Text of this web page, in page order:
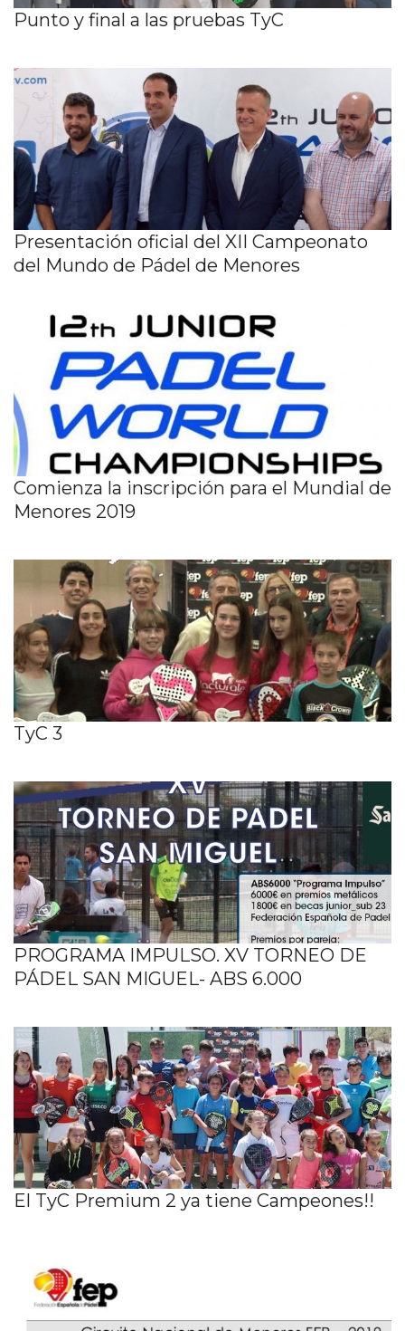
Punto y final a las pruebas TyC
Presentación oficial del XII Campeonato
del Mundo de Pádel de Menores
Comienza la inscripción para el Mundial de
Menores 2019
TyC 3
PROGRAMA IMPULSO. XV TORNEO DE
PÁDEL SAN MIGUEL- ABS 6.000
El TyC Premium 2 ya tiene Campeones!!